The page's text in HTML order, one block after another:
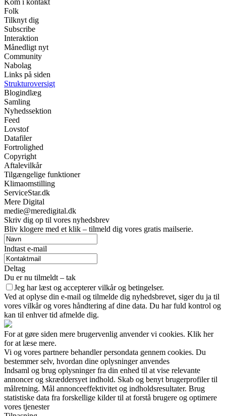
Kom i kontakt
Folk
Tilknyt dig
Subscribe
Interaktion
Månedligt nyt
Community
Nabolag
Links på siden
Strukturoversigt
Blogindlæg
Samling
Nyhedssektion
Feed
Lovstof
Datafiler
Fortrolighed
Copyright
Aftalevilkår
Tilgængelige funktioner
Klimaomstilling
ServiceStar.dk
Mere Digital
medie@meredigital.dk
Skriv dig op til vores nyhedsbrev
Bliv klogere med et klik – tilmeld dig vores gratis mailserie.
Indtast e-mail
Deltag
Du er nu tilmeldt – tak
Jeg har læst og accepterer vilkår og betingelser.
Ved at oplyse din e-mail og tilmelde dig nyhedsbrevet, siger du ja til
vores vilkår og vores håndtering af dine data. Du har fuld kontrol og
kan til enhver tid afmelde dig.
For at gøre siden mere brugervenlig anvender vi cookies. Klik her
for at læse mere.
Vi og vores partnere behandler persondata gennem cookies. Du
bestemmer selv, hvordan dine oplysninger anvendes
Indsaml og brug oplysninger fra din enhed til at vise relevante
annoncer og skræddersyet indhold. Skab og benyt brugerprofiler til
målretning. Mål annonceeffektivitet og indholdsresultater. Brug
statistiske data fra forskellige kilder til at forstå brugere og optimere
vores tjenester